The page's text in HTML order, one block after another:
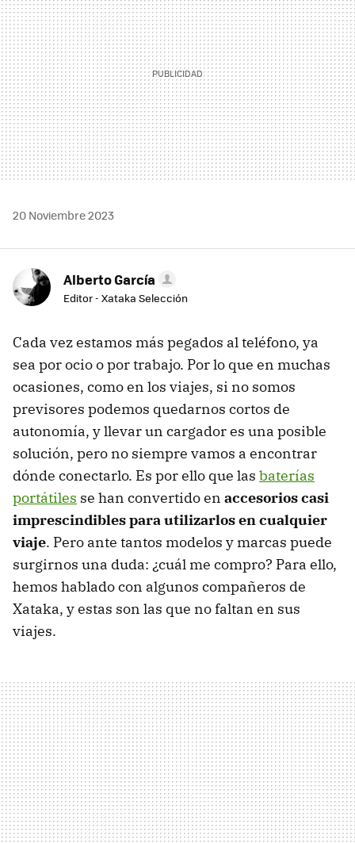
20 Noviembre 2023
Alberto García
Editor - Xataka Selección
Cada vez estamos más pegados al teléfono, ya
sea por ocio o por trabajo. Por lo que en muchas
ocasiones, como en los viajes, si no somos
previsores podemos quedarnos cortos de
autonomía, y llevar un cargador es una posible
solución, pero no siempre vamos a encontrar
dónde conectarlo. Es por ello que las baterías
portátiles se han convertido en accesorios casi
imprescindibles para utilizarlos en cualquier
viaje. Pero ante tantos modelos y marcas puede
surgirnos una duda: ¿cuál me compro? Para ello,
hemos hablado con algunos compañeros de
Xataka, y estas son las que no faltan en sus
viajes.